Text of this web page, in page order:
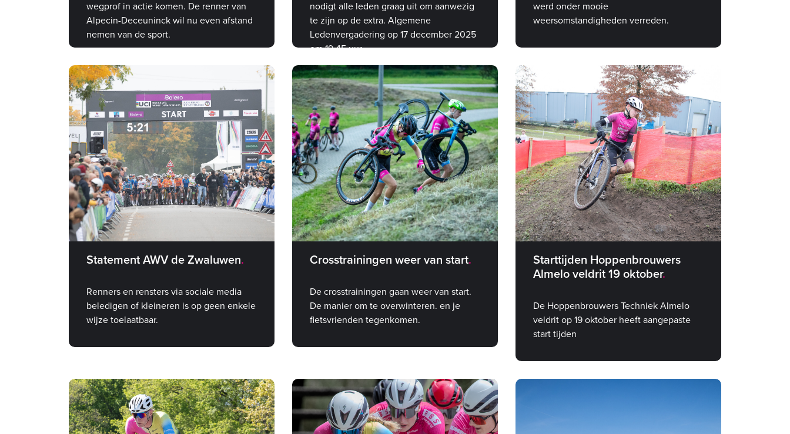
wegprof in actie komen. De renner van
Alpecin-Deceuninck wil nu even afstand
nemen van de sport.
nodigt alle leden graag uit om aanwezig
te zijn op de extra. Algemene
Ledenvergadering op 17 december 2025
om 19.45 uur.
werd onder mooie
weersomstandigheden verreden.
Statement AWV de Zwaluwen
Renners en rensters via sociale media
beledigen of kleineren is op geen enkele
wijze toelaatbaar.
Crosstrainingen weer van start
De crosstrainingen gaan weer van start.
De manier om te overwinteren. en je
fietsvrienden tegenkomen.
Starttijden Hoppenbrouwers
Almelo veldrit 19 oktober
De Hoppenbrouwers Techniek Almelo
veldrit op 19 oktober heeft aangepaste
start tijden